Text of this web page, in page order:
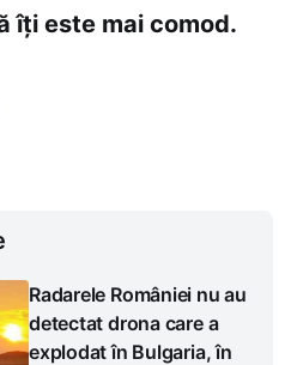
îți este mai comod.
Radarele României nu au
detectat drona care a
explodat în Bulgaria, în